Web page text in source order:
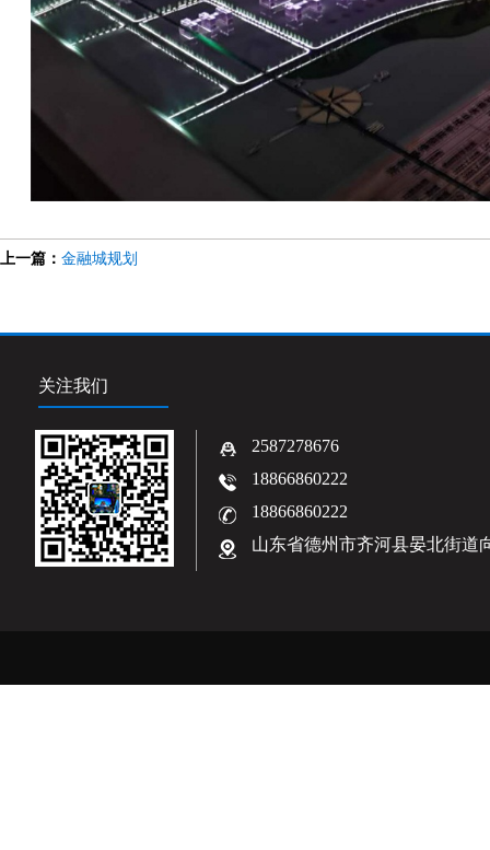
上一篇： 金融城规划
关注我们
2587278676
18866860222
18866860222
山东省德州市齐河县晏北街道